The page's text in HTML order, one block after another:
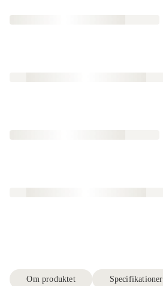
Om produktet Specifikationer